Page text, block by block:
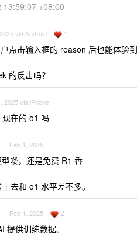
13:59:07 +08:00
via Android 1
点击输入框的 reason 后也能体验到
的反击吗？
2025 via iPhone
在的 o1 吗
Feb 1, 2025
喽，还是免费 R1 香
去和 o1 水平差不多。
Feb 1, 2025 2
提供训练数据。